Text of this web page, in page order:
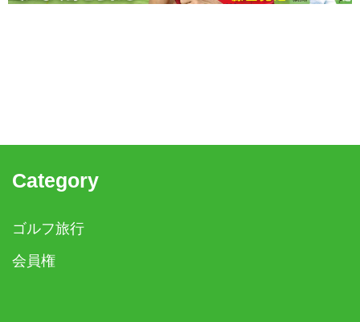
Category
ゴルフ旅行
会員権